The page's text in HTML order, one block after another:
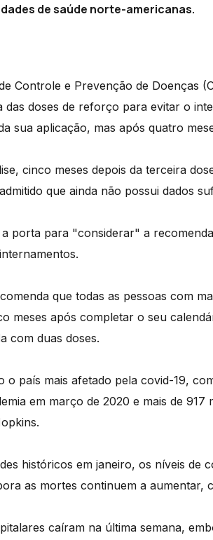
de saúde norte-americanas.
Controle e Prevenção de Doenças
das doses de reforço para evitar o
sua aplicação, mas após quatro
cinco meses depois da terceira
que ainda não possui dados
porta para "considerar" a
que todas as pessoas com
meses após completar o seu
com duas doses.
o país mais afetado pela covid-19,
em março de 2020 e mais de
históricos em janeiro, os níveis de
as mortes continuem a aumentar,
caíram na última semana,